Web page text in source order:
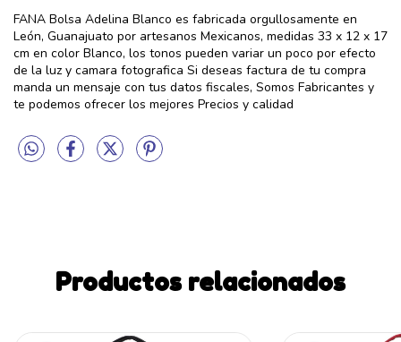
FANA Bolsa Adelina Blanco es fabricada orgullosamente en
León, Guanajuato por artesanos Mexicanos, medidas 33 x 12 x 17
cm en color Blanco, los tonos pueden variar un poco por efecto
de la luz y camara fotografica Si deseas factura de tu compra
manda un mensaje con tus datos fiscales, Somos Fabricantes y
te podemos ofrecer los mejores Precios y calidad
Productos relacionados